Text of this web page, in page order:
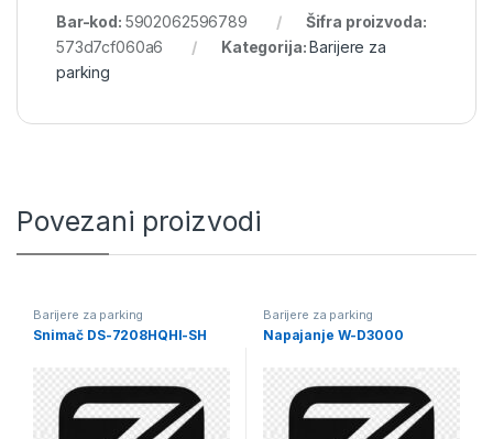
Bar-kod: 5902062596789
Šifra proizvoda:
573d7cf060a6
Kategorija:Barijere za
parking
Povezani proizvodi
Barijere za parking
Snimač DS-7208HQHI-SH
Barijere za parking
Napajanje W-D3000